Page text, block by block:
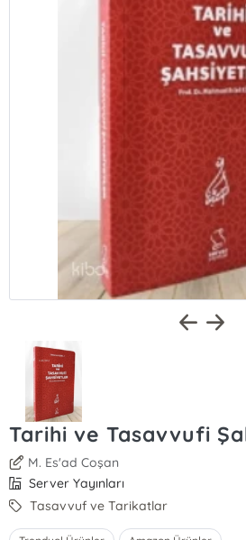
Tarihi ve Tasavvufi
M. Es'ad Coşan
Server Yayınları
Tasavvuf ve Tarikatlar